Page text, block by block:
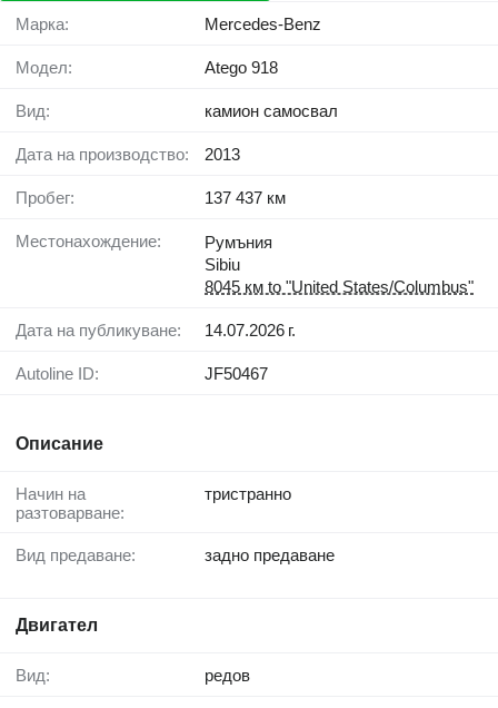
Марка: Mercedes-Benz
Модел: Atego 918
Вид: камион самосвал
Дата на производство: 2013
Пробег: 137 437 км
Местонахождение:
Румъния
Sibiu
8045 км to "United States/Columbus"
Дата на публикуване: 14.07.2026 г.
Autoline ID: JF50467
Описание
Начин на
разтоварване:
тристранно
Вид предаване: задно предаване
Двигател
Вид: редов